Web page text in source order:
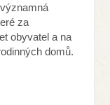
za
obyvatel a na
domů.